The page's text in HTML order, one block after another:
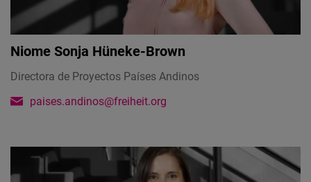
Niome Sonja Hüneke-Brown
Directora de Proyectos Países Andinos
paises.andinos@freiheit.org